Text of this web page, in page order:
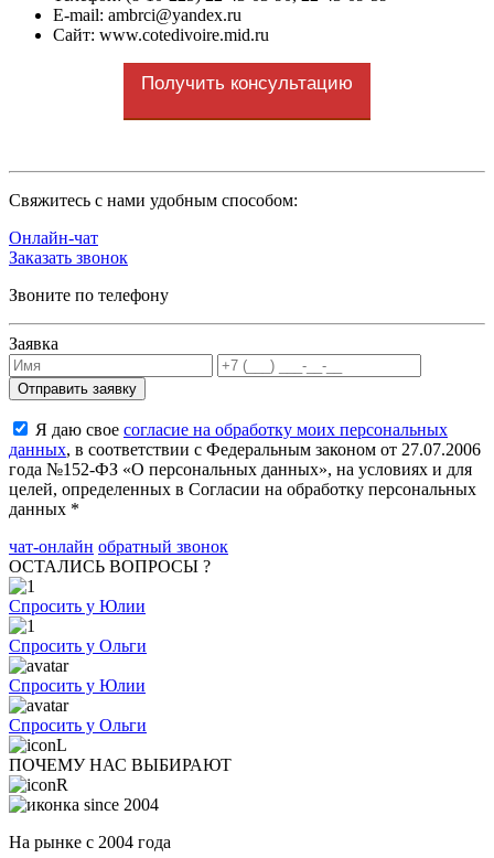
E-mail: ambrci@yandex.ru
Сайт: www.cotedivoire.mid.ru
Получить консультацию
Cвяжитесь с нами удобным способом:
Онлайн-чат
Заказать звонок
Звоните по телефону
Заявка
Я даю свое согласие на обработку моих персональных
данных, в соответствии с Федеральным законом от 27.07.2006
года №152-ФЗ «О персональных данных», на условиях и для
целей, определенных в Согласии на обработку персональных
данных *
чат-онлайн обратный звонок
ОСТАЛИСЬ ВОПРОСЫ ?
Спросить у Юлии
Спросить у Ольги
Спросить у Юлии
Спросить у Ольги
ПОЧЕМУ НАС ВЫБИРАЮТ
На рынке с 2004 года